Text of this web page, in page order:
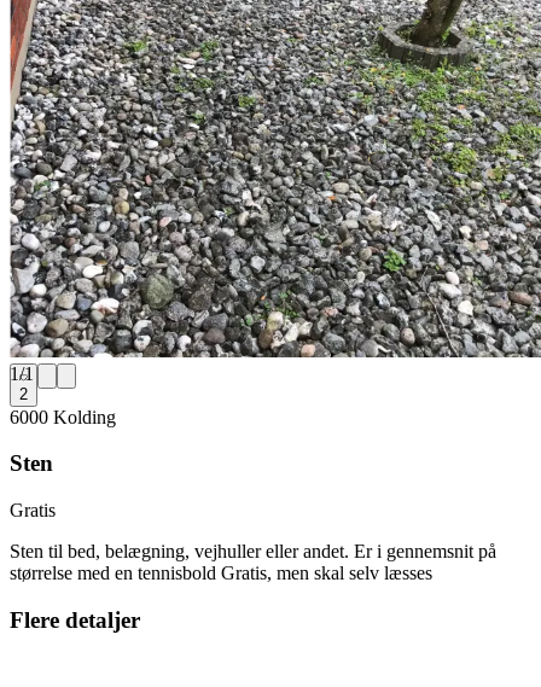
1/1
2
6000 Kolding
Sten
Gratis
Sten til bed, belægning, vejhuller eller andet. Er i gennemsnit på
størrelse med en tennisbold Gratis, men skal selv læsses
Flere detaljer